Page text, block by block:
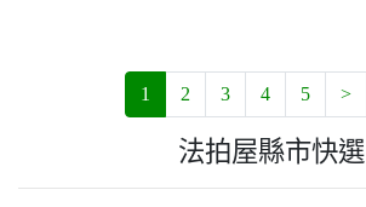
1 2 3 4 5 >
法拍屋縣市快選